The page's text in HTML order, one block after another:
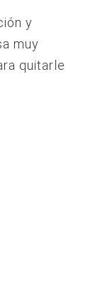
y
muy
quitarle